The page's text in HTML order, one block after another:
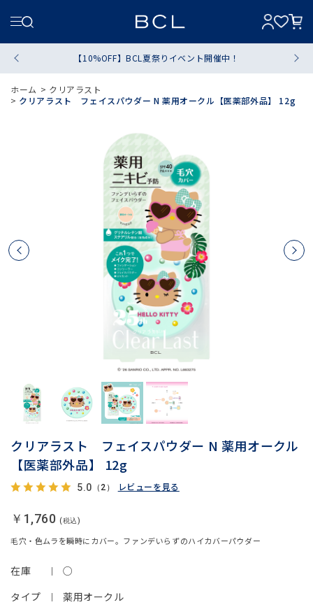
【10%OFF】BCL夏祭りイベント開催中！
ホーム > クリアラスト
> クリアラスト フェイスパウダー N 薬用オークル【医薬部外品】 12g
クリアラスト フェイスパウダー N 薬用オークル
【医薬部外品】 12g
5.0 （2） レビューを見る
毛穴・色ムラを瞬時にカバー。ファンデいらずのハイカバーパウダー
￥1,760
タイプ 薬用オークル
在庫 ○